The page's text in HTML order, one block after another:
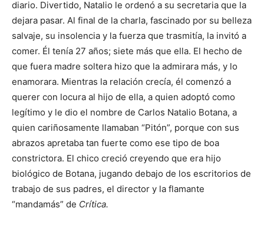
diario. Divertido, Natalio le ordenó a su secretaria que la
dejara pasar. Al final de la charla, fascinado por su belleza
salvaje, su insolencia y la fuerza que trasmitía, la invitó a
comer. Él tenía 27 años; siete más que ella. El hecho de
que fuera madre soltera hizo que la admirara más, y lo
enamorara. Mientras la relación crecía, él comenzó a
querer con locura al hijo de ella, a quien adoptó como
legítimo y le dio el nombre de Carlos Natalio Botana, a
quien cariñosamente llamaban “Pitón”, porque con sus
abrazos apretaba tan fuerte como ese tipo de boa
constrictora. El chico creció creyendo que era hijo
biológico de Botana, jugando debajo de los escritorios de
trabajo de sus padres, el director y la flamante
“mandamás” de Crítica.